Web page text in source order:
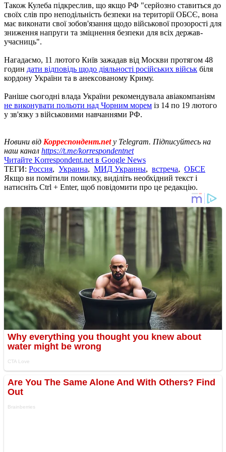
Також Кулеба підкреслив, що якщо РФ "серйозно ставиться до
своїх слів про неподільність безпеки на території ОБСЄ, вона
має виконати свої зобов'язання щодо військової прозорості для
зниження напруги та зміцнення безпеки для всіх держав-
учасниць".
Нагадаємо, 11 лютого Київ зажадав від Москви протягом 48
годин дати відповідь щодо діяльності російських військ біля
кордону України та в анексованому Криму.
Раніше сьогодні влада України рекомендувала авіакомпаніям
не виконувати польоти над Чорним морем із 14 по 19 лютого
у зв'язку з військовими навчаннями РФ.
Новини від Корреспондент.netу Telegram. Підписуйтесь на
наш канал https://t.me/korrespondentnet
Читайте Korrespondent.net в Google News
ТЕГИ: Россия, Украина, МИД Украины, встреча, ОБСЕ
Якщо ви помітили помилку, виділіть необхідний текст і
натисніть Ctrl + Enter, щоб повідомити про це редакцію.